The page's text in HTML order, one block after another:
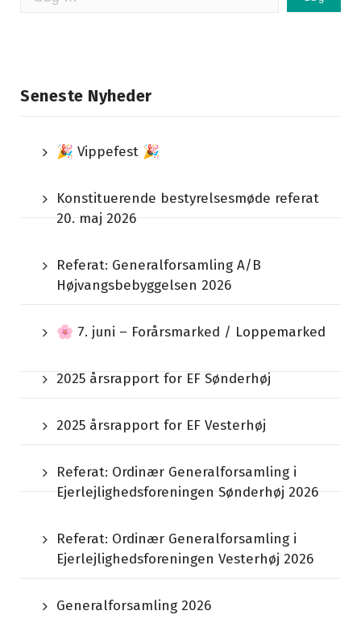
Seneste Nyheder
🎉 Vippefest 🎉
Konstituerende bestyrelsesmøde referat
20. maj 2026
Referat: Generalforsamling A/B
Højvangsbebyggelsen 2026
🌸 7. juni – Forårsmarked / Loppemarked
2025 årsrapport for EF Sønderhøj
2025 årsrapport for EF Vesterhøj
Referat: Ordinær Generalforsamling i
Ejerlejlighedsforeningen Sønderhøj 2026
Referat: Ordinær Generalforsamling i
Ejerlejlighedsforeningen Vesterhøj 2026
Generalforsamling 2026